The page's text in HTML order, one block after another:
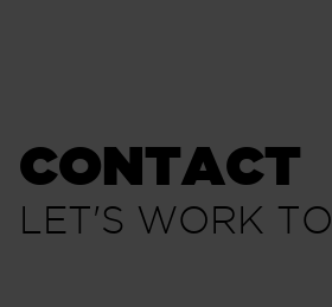
CONTACT
LET'S WORK